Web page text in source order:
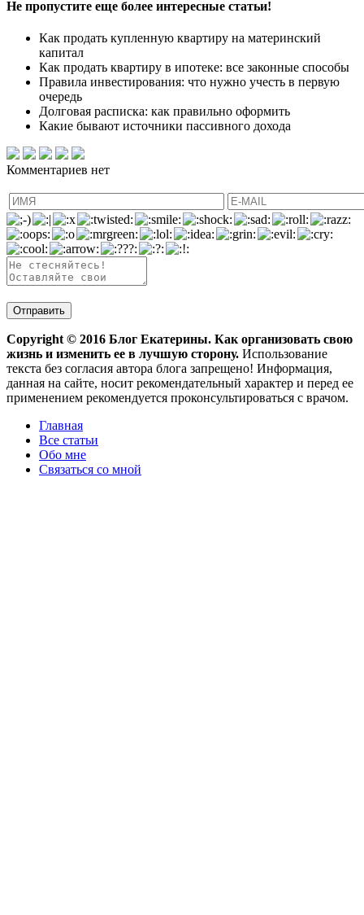
Не пропустите еще более интересные статьи!
Как продать купленную квартиру на материнский
капитал
Как продать квартиру в ипотеке: все законные способы
Правила инвестирования: что нужно учесть в первую
очередь
Долговая расписка: как правильно оформить
Какие бывают источники пассивного дохода
Комментариев нет
Copyright © 2016 Блог Екатерины. Как организовать свою
жизнь и изменить ее в лучшую сторону. Использование
текста без согласия автора блога запрещено! Информация,
данная на сайте, носит рекомендательный характер и перед ее
применением рекомендуется проконсультироваться с врачом.
Главная
Все статьи
Обо мне
Связаться со мной